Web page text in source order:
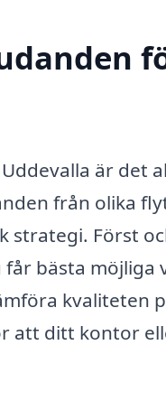
är det
från olika
strategi. Först
bästa
kvaliteten
att ditt kontor